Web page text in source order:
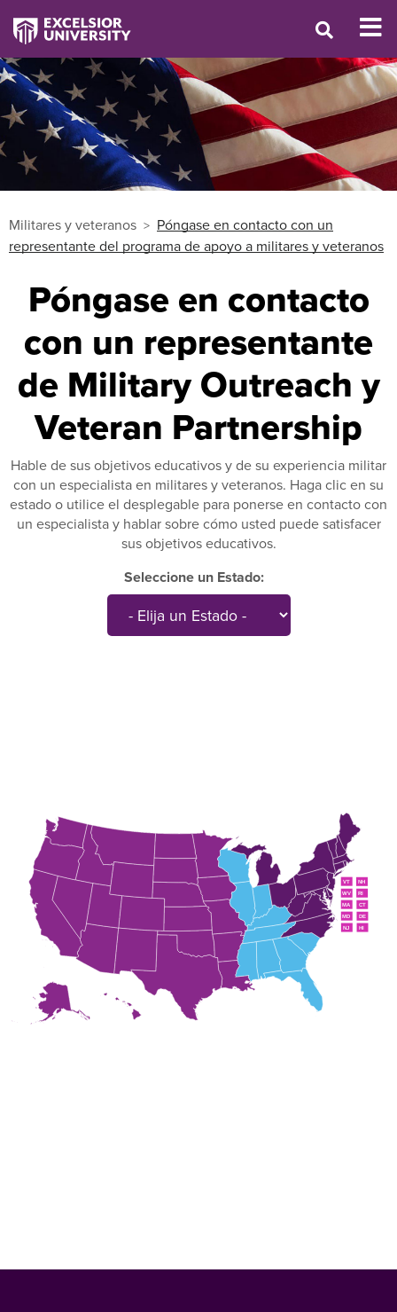
Militares y veteranos
Póngase en contacto con un
representante del programa de apoyo a militares y veteranos
Póngase en contacto
con un representante
de Military Outreach y
Veteran Partnership
Hable de sus objetivos educativos y de su experiencia militar
con un especialista en militares y veteranos. Haga clic en su
estado o utilice el desplegable para ponerse en contacto con
un especialista y hablar sobre cómo usted puede satisfacer
sus objetivos educativos.
Seleccione un Estado:
NH
VT
RI
WV
MA CT
MD DE
NJ HI